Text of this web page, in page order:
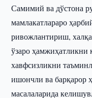
Самимий ва дўстона
мамлакатлараро
ривожлантириш,
ўзаро
хавфсизликни
ишончли ва барқарор
масалаларида